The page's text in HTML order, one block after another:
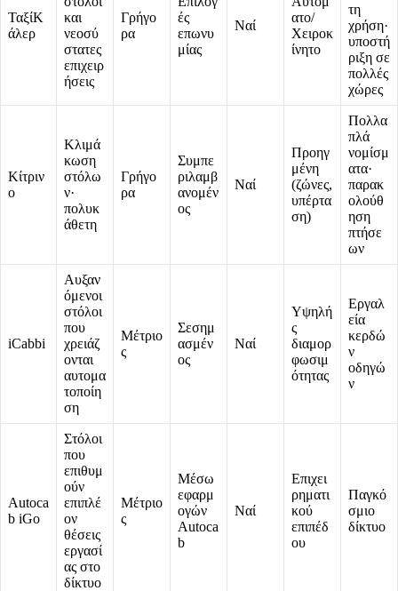
ΤαξίΚ
άλερ
και
νεοσύ
στατες
επιχειρ
ήσεις
Γρήγο
ρα
ές
επωνυ
μίας
Ναί
ατο/
Χειροκ
ίνητο
τη
χρήση·
υποστή
ριξη σε
πολλές
χώρες
Κίτριν
ο
Κλιμά
κωση
στόλω
ν·
πολυκ
άθετη
Γρήγο
ρα
Συμπε
ριλαμβ
ανομέν
ος
Ναί
Προηγ
μένη
(ζώνες,
υπέρτα
ση)
Πολλα
πλά
νομίσμ
ατα·
παρακ
ολούθ
ηση
πτήσε
ων
iCabbi
Αυξαν
όμενοι
στόλοι
που
χρειάζ
ονται
αυτομα
τοποίη
ση
Μέτριο
ς
Σεσημ
ασμέν
ος
Ναί
Υψηλή
ς
διαμορ
φωσιμ
ότητας
Εργαλ
εία
κερδώ
ν
οδηγώ
ν
Autoca
b iGo
Στόλοι
που
επιθυμ
ούν
επιπλέ
ον
θέσεις
εργασί
ας στο
δίκτυο
Μέτριο
ς
Μέσω
εφαρμ
ογών
Autoca
b
Ναί
Επιχει
ρηματι
κού
επιπέδ
ου
Παγκό
σμιο
δίκτυο